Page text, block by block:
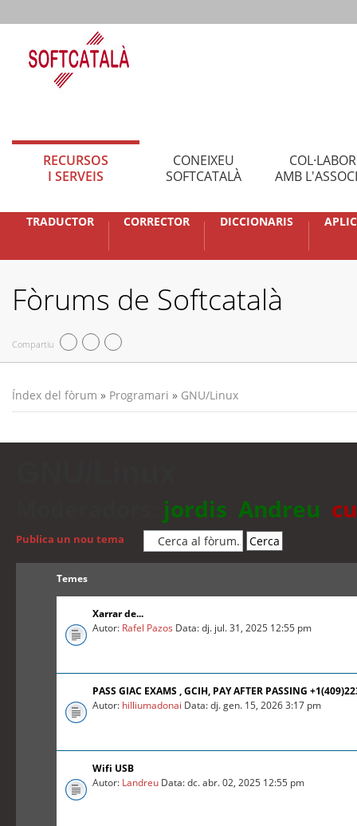
RECURSOS
I SERVEIS
CONEIXEU
SOFTCATALÀ
AMB
TRADUCTOR CORRECTOR DICCIONARIS
Fòrums de Softcatalà
Compartiu
Índex del fòrum » Programari » GNU/Linux
jordis Andreu
Publica un nou tema
Temes
Xarrar de...
Autor: Rafel Pazos Data: dj. jul. 31, 2025 12:55 pm
PASS GIAC EXAMS , GCIH, PAY AFTER PASSING
Autor: hilliumadonai Data: dj. gen. 15, 2026 3:17 pm
Wifi USB
Autor: Landreu Data: dc. abr. 02, 2025 12:55 pm